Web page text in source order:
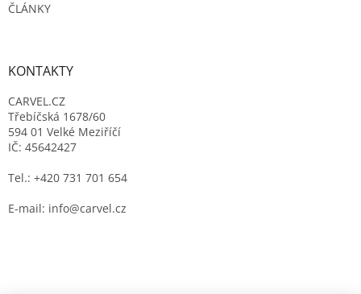
ČLÁNKY
KONTAKTY
CARVEL.CZ
Třebíčská 1678/60
594 01 Velké Meziříčí
IČ: 45642427
Tel.: +420 731 701 654
E-mail: info@carvel.cz